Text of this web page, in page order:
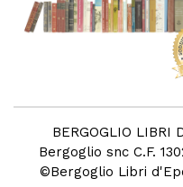
BERGOGLIO LIBRI
Bergoglio snc C.F.
©Bergoglio Libri